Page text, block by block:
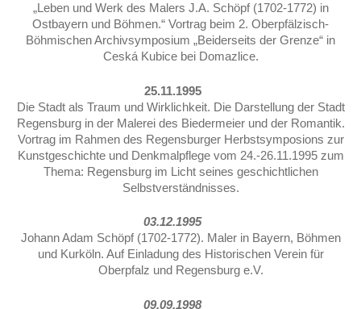
„Leben und Werk des Malers J.A. Schöpf (1702-1772) in
Ostbayern und Böhmen.“ Vortrag beim 2. Oberpfälzisch-
Böhmischen Archiv­symposium „Beiderseits der Grenze“ in
Ceská Kubice bei Domazlice.
25.11.1995
Die Stadt als Traum und Wirklichkeit. Die Darstellung der Stadt
Regensburg in der Malerei des Biedermeier und der Romantik.
Vortrag im Rahmen des Regensburger Herbstsymposions zur
Kunstgeschichte und Denkmalpflege vom 24.-26.11.1995 zum
Thema: Regensburg im Licht seines geschichtlichen
Selbstverständnisses.
03.12.1995
Johann Adam Schöpf (1702-1772). Maler in Bayern, Böhmen
und Kurköln. Auf Einladung des Historischen Verein für
Oberpfalz und Regensburg e.V.
09.09.1998